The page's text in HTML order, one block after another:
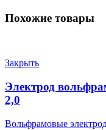
Похожие товары
Закрыть
Электрод
2,0
Вольфрамовые